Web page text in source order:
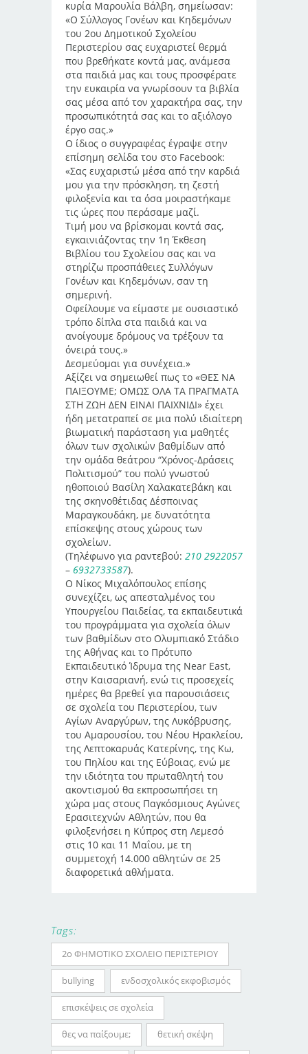
κυρία Μαρουλία Βάλβη, σημείωσαν:
«Ο Σύλλογος Γονέων και Κηδεμόνων
του 2ου Δημοτικού Σχολείου
Περιστερίου σας ευχαριστεί θερμά
που βρεθήκατε κοντά μας, ανάμεσα
στα παιδιά μας και τους προσφέρατε
την ευκαιρία να γνωρίσουν τα βιβλία
σας μέσα από τον χαρακτήρα σας, την
προσωπικότητά σας και το αξιόλογο
έργο σας.»
Ο ίδιος ο συγγραφέας έγραψε στην
επίσημη σελίδα του στο Facebook:
«Σας ευχαριστώ μέσα από την καρδιά
μου για την πρόσκληση, τη ζεστή
φιλοξενία και τα όσα μοιραστήκαμε
τις ώρες που περάσαμε μαζί.
Τιμή μου να βρίσκομαι κοντά σας,
εγκαινιάζοντας την 1η Έκθεση
Βιβλίου του Σχολείου σας και να
στηρίζω προσπάθειες Συλλόγων
Γονέων και Κηδεμόνων, σαν τη
σημερινή.
Οφείλουμε να είμαστε με ουσιαστικό
τρόπο δίπλα στα παιδιά και να
ανοίγουμε δρόμους να τρέξουν τα
όνειρά τους.»
Δεσμεύομαι για συνέχεια.»
Αξίζει να σημειωθεί πως το «ΘΕΣ ΝΑ
ΠΑΙΞΟΥΜΕ; ΟΜΩΣ ΟΛΑ ΤΑ ΠΡΑΓΜΑΤΑ
ΣΤΗ ΖΩΗ ΔΕΝ ΕΙΝΑΙ ΠΑΙΧΝΙΔΙ» έχει
ήδη μετατραπεί σε μια πολύ ιδιαίτερη
βιωματική παράσταση για μαθητές
όλων των σχολικών βαθμίδων από
την ομάδα θεάτρου “Χρόνος-Δράσεις
Πολιτισμού” του πολύ γνωστού
ηθοποιού Βασίλη Χαλακατεβάκη και
της σκηνοθέτιδας Δέσποινας
Μαραγκουδάκη, με δυνατότητα
επίσκεψης στους χώρους των
σχολείων.
(Τηλέφωνο για ραντεβού: 210 2922057
– 6932733587).
Ο Νίκος Μιχαλόπουλος επίσης
συνεχίζει, ως απεσταλμένος του
Υπουργείου Παιδείας, τα εκπαιδευτικά
του προγράμματα για σχολεία όλων
των βαθμίδων στο Ολυμπιακό Στάδιο
της Αθήνας και το Πρότυπο
Εκπαιδευτικό Ίδρυμα της Near East,
στην Καισαριανή, ενώ τις προσεχείς
ημέρες θα βρεθεί για παρουσιάσεις
σε σχολεία του Περιστερίου, των
Αγίων Αναργύρων, της Λυκόβρυσης,
του Αμαρουσίου, του Νέου Ηρακλείου,
της Λεπτοκαρυάς Κατερίνης, της Κω,
του Πηλίου και της Εύβοιας, ενώ με
την ιδιότητα του πρωταθλητή του
ακοντισμού θα εκπροσωπήσει τη
χώρα μας στους Παγκόσμιους Αγώνες
Ερασιτεχνών Αθλητών, που θα
φιλοξενήσει η Κύπρος στη Λεμεσό
στις 10 και 11 Μαΐου, με τη
συμμετοχή 14.000 αθλητών σε 25
διαφορετικά αθλήματα.
Tags:
2ο ΦΗΜΟΤΙΚΟ ΣΧΟΛΕΙΟ ΠΕΡΙΣΤΕΡΙΟΥ
bullying ενδοσχολικός εκφοβισμός
επισκέψεις σε σχολεία
θες να παίξουμε; θετική σκέψη